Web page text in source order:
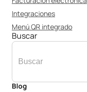
Integraciones
Menú QR integrado
Buscar
Blog